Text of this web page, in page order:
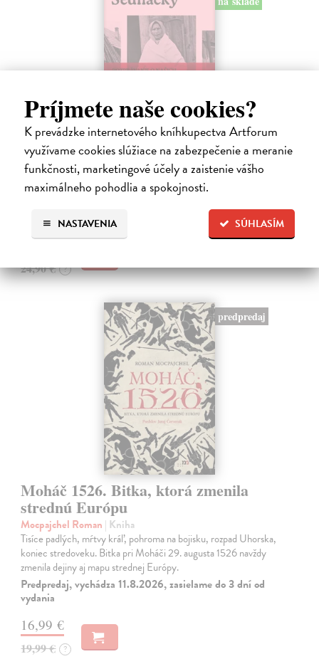
Príjmete naše cookies?
K prevádzke internetového kníhkupectva Artforum
využívame cookies slúžiace na zabezpečenie a meranie
funkčnosti, marketingové účely a zaistenie vášho
maximálneho pohodlia a spokojnosti.
SÚHLASÍM
NASTAVENIA
Sedliačky
Kuciel-Frydryszak Joanna| Kniha
„Neplač, dieťa moje. Každá žena je otrokyňa, tak ani ty nebudeš
Na sklade
23,66 €
24,90 € ?
predpredaj
Moháč 1526. Bitka, ktorá zmenila
strednú Európu
Mocpajchel Roman | Kniha
Tisíce padlých, mŕtvy kráľ, pohroma na bojisku, rozpad Uhorska,
koniec stredoveku. Bitka pri Moháči 29. augusta 1526 navždy
zmenila dejiny aj mapu strednej Európy.
Predpredaj, vychádza 11.8.2026, zasielame do 3 dní od
vydania
16,99 €
19,99 € ?